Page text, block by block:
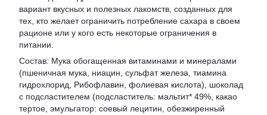
вариант вкусных и полезных лакомств, созданных для
тех, кто желает ограничить потребление сахара в своем
рационе или у кого есть некоторые ограничения в
питании.
Состав: Мука обогащенная витаминами и минералами
(пшеничная мука, ниацин, сульфат железа, тиамина
гидрохлорид, Рибофлавин, фолиевая кислота), шоколад
с подсластителем (подсластитель: мальтит* 49%, какао
тертое, эмульгатор: соевый лецитин, обезжиренный